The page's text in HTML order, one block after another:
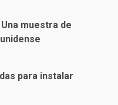
muestra de
para instalar